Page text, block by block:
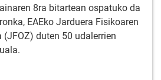
8ra bitartean ospatuko da
EAEko Jarduera Fisikoaren
(JFOZ) duten 50 udalerrien